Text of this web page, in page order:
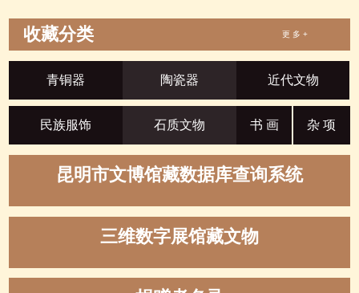
收藏分类 更 多 +
青铜器 陶瓷器 近代文物
民族服饰 石质文物 书 画 杂 项
昆明市文博馆藏数据库查询系统
三维数字展馆藏文物